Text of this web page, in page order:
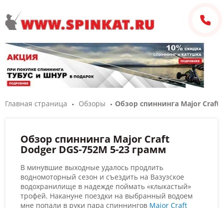
Главная страница Обзоры Обзор спиннинга Major Craft
Обзор спиннинга Major Craft
Dodger DGS-752M 5-23 грамм
В минувшие выходные удалось продлить
водномоторный сезон и съездить на Вазузское
водохранилище в надежде поймать «клыкастый»
трофей. Накануне поездки на выбранный водоем
мне попали в руки пара спиннингов Major Craft